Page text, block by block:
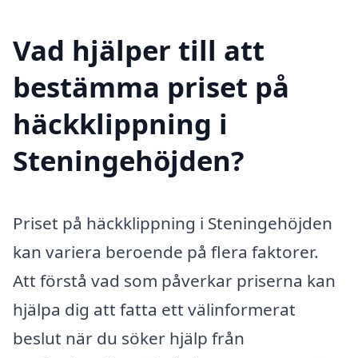
Vad hjälper till att
bestämma priset på
häckklippning i
Steningehöjden?
Priset på häckklippning i Steningehöjden
kan variera beroende på flera faktorer.
Att förstå vad som påverkar priserna kan
hjälpa dig att fatta ett välinformerat
beslut när du söker hjälp från